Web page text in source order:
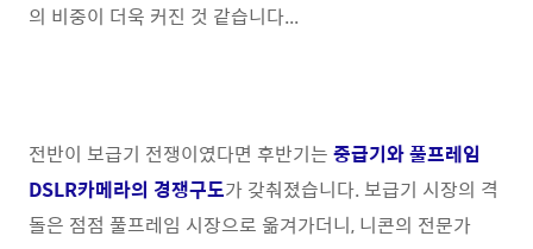
의 비중이 더욱 커진 것 같습니다...
전반이 보급기 전쟁이였다면 후반기는 중급기와 풀프레임
DSLR카메라의 경쟁구도가 갖춰졌습니다. 보급기 시장의 격
돌은 점점 풀프레임 시장으로 옮겨가더니, 니콘의 전문가